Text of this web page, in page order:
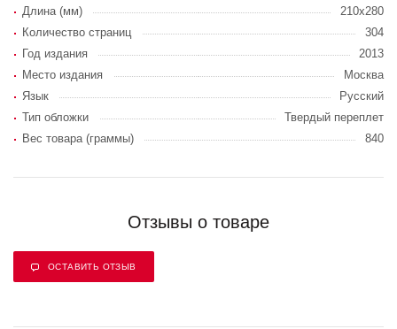
Длина (мм)
210х280
Количество страниц
304
Год издания
2013
Место издания
Москва
Язык
Русский
Тип обложки
Твердый переплет
Вес товара (граммы)
840
Отзывы о товаре
ОСТАВИТЬ ОТЗЫВ